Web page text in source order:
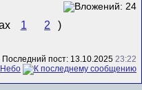
1 2 )
Последний пост: 13.10.2025 23:22
Небо